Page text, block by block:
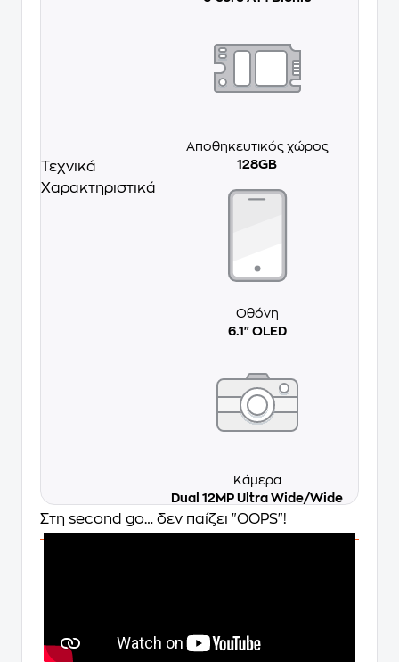
Τεχνικά
Χαρακτηριστικά
Αποθηκευτικός χώρος
128GB
Οθόνη
6.1" OLED
Κάμερα
Dual 12MP Ultra Wide/Wide
Στη second go… δεν παίζει "OOPS"!